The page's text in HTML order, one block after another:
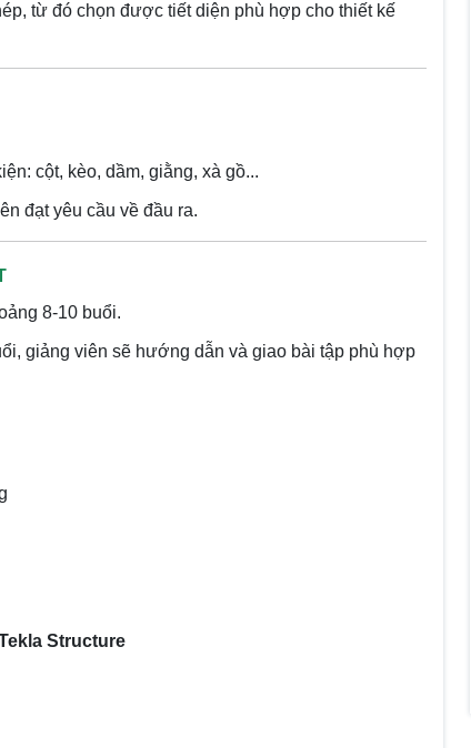
từ đó chọn được tiết diện phù hợp cho thiết kế
cột, kèo, dầm, giằng, xà gồ...
đạt yêu cầu về đầu ra.
8-10 buổi.
giảng viên sẽ hướng dẫn và giao bài tập phù hợp
Structure